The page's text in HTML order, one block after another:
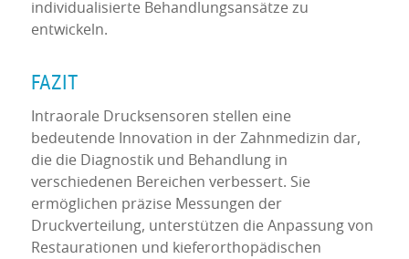
individualisierte Behandlungsansätze zu
entwickeln.
FAZIT
Intraorale Drucksensoren stellen eine
bedeutende Innovation in der Zahnmedizin dar,
die die Diagnostik und Behandlung in
verschiedenen Bereichen verbessert. Sie
ermöglichen präzise Messungen der
Druckverteilung, unterstützen die Anpassung von
Restaurationen und kieferorthopädischen